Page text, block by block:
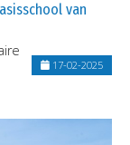
van
17-02-2025